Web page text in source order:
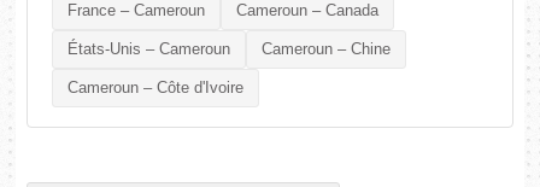
France – Cameroun Cameroun – Canada
États-Unis – Cameroun Cameroun – Chine
Cameroun – Côte d'Ivoire